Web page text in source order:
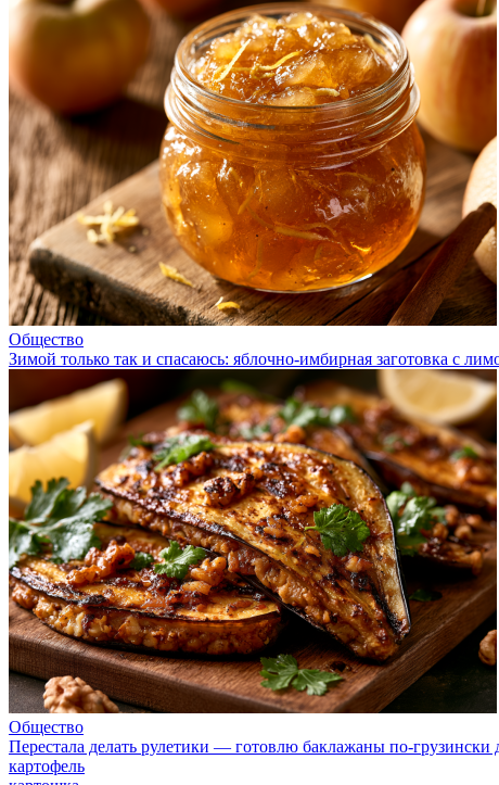
Общество
Зимой только так и спасаюсь: яблочно-имбирная заготовка с
Общество
Перестала делать рулетики — готовлю баклажаны по-
картофель